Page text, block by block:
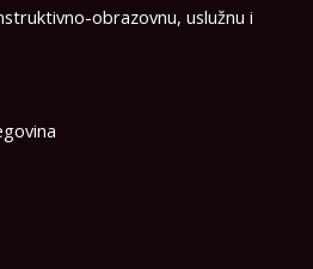
obrazovnu, uslužnu i